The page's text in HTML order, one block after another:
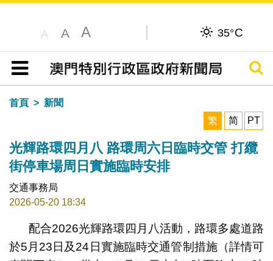
A A A 35°C
目錄
搜尋
首頁
新聞
繁
简 PT
光輝路環四月八 路環周六日臨時交管 打纜
街停車場周日實施臨時安排
交通事務局
2026-05-20 18:34
配合2026光輝路環四月八活動，路環多處道路
於5月23日及24日實施臨時交通管制措施（詳情可